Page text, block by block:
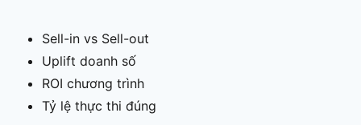
Sell-in vs Sell-out
Uplift doanh số
ROI chương trình
Tỷ lệ thực thi đúng